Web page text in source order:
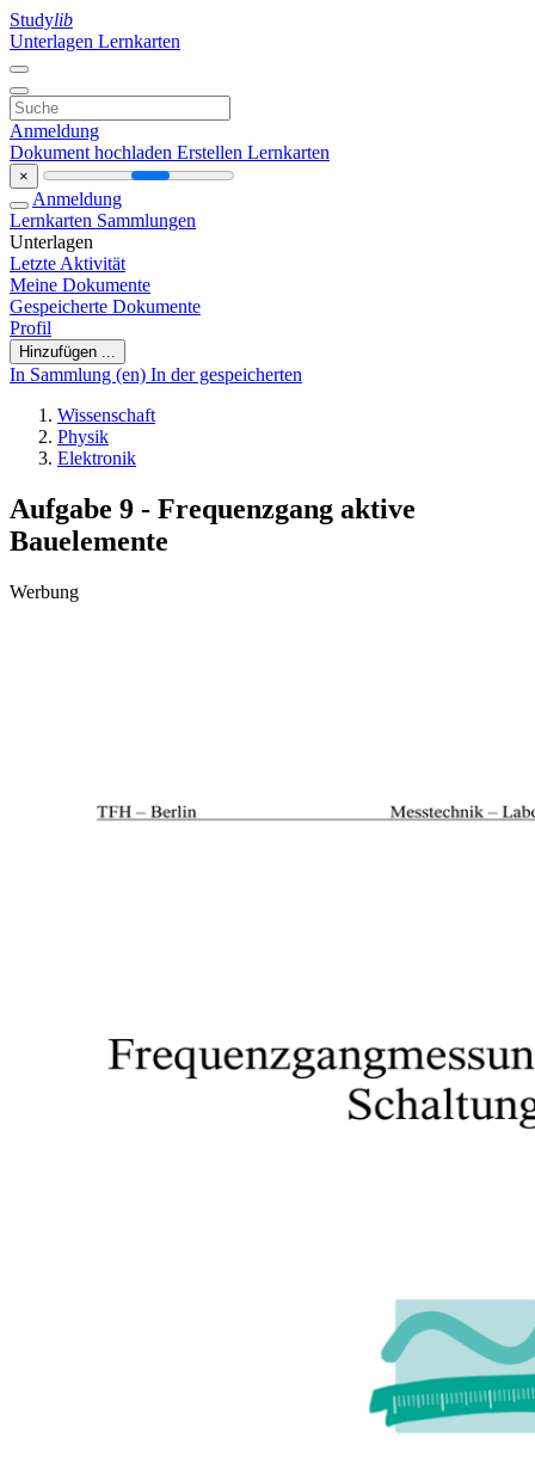
Studylib
Unterlagen Lernkarten
Anmeldung
Dokument hochladen Erstellen Lernkarten
×
Anmeldung
Lernkarten Sammlungen
Unterlagen
Letzte Aktivität
Meine Dokumente
Gespeicherte Dokumente
Profil
Hinzufügen ...
In Sammlung (en) In der gespeicherten
Wissenschaft
Physik
Elektronik
Aufgabe 9 - Frequenzgang aktive
Bauelemente
Werbung